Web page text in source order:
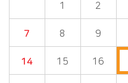
1 2
7 8 9
14 15 16